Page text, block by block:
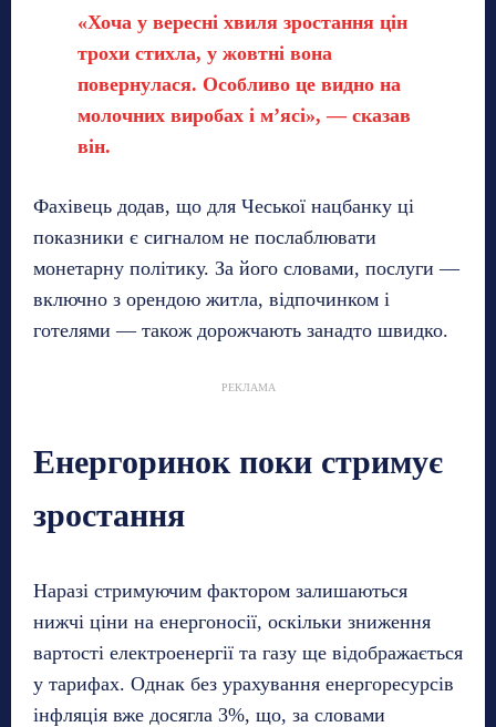
«Хоча у вересні хвиля зростання цін
трохи стихла, у жовтні вона
повернулася. Особливо це видно на
молочних виробах і м’ясі», — сказав
він.
Фахівець додав, що для Чеської нацбанку ці
показники є сигналом не послаблювати
монетарну політику. За його словами, послуги —
включно з орендою житла, відпочинком і
готелями — також дорожчають занадто швидко.
РЕКЛАМА
Енергоринок поки стримує
зростання
Наразі стримуючим фактором залишаються
нижчі ціни на енергоносії, оскільки зниження
вартості електроенергії та газу ще відображається
у тарифах. Однак без урахування енергоресурсів
інфляція вже досягла 3%, що, за словами